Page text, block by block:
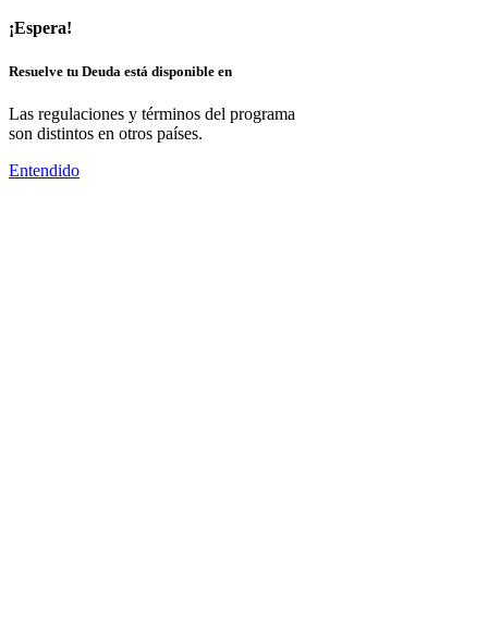
¡Espera!
Resuelve tu Deuda está disponible en
Las regulaciones y términos del programa
son distintos en otros países.
Entendido